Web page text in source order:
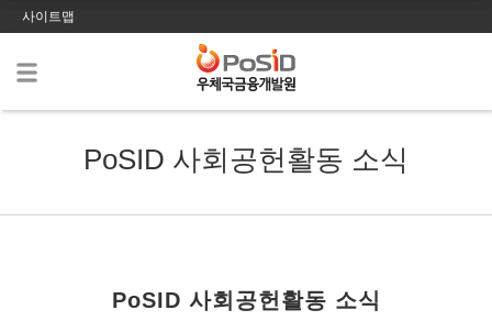
사이트맵
PoSID 사회공헌활동 소식
PoSID 사회공헌활동 소식